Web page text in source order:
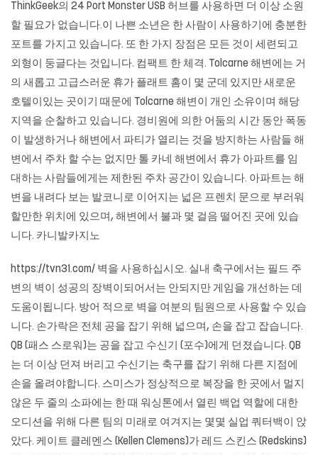
ThinkGeek의 24 Port Monster USB 허브를 사용하면 더 이상 소원
할 필요가 없습니다.이 나쁜 소년은 한 사람이 사용하기에 충분한
포트를 가지고 있습니다. 또 한 가지 장점은 모든 것이 세련되고
외형이 둥글다는 것입니다. 컴팩트 한 체격. Tolcarne 해변에는 거
의 새롭고 고급스러운 휴가 플래트 홈이 몇 군데 있지만 새로운
호텔이있는 곳이기 때문에 Tolcarne 해변이 개인 소유이며 해당
지역을 순찰하고 있습니다. 경비원에 의한 어둠의 시간 동안 폭동
이 발생하거나 해변에서 파티가 열리는 것을 방지하는 사람들 해
변에서 주차 할 수는 없지만 톨 카네 해변에서 휴가 아파트를 임
대하는 사람들에게는 제한된 주차 공간이 있습니다. 아파트는 해
변을 내려다 보는 발코니로 이어지는 넓은 프렌치 문으로 부러워
할만한 위치에 있으며, 해변에서 불과 몇 걸음 떨어진 곳에 있습
니다. 카니발카지노
https://tvn31.com/ 벽을 사용하십시오. 실내 축구에서는 필드 주
변의 벽이 성공의 장벽이되어서는 안되지만 게임을 개선하는 데
도움이됩니다. 방어 적으로 벽을 여분의 팀원으로 사용할 수 있습
니다. 손가락은 전체 공을 잡기 위해 넓으며, 손을 잡고 잡습니다.
QB (패스 스로워)는 공을 잡고 수신기 (포수)에게 던졌습니다. QB
는 더 이상 던져 버리고 수신기는 축구를 잡기 위해 다른 지점에
손을 올려야합니다. 스미스가 정상적으로 복장을 한 곳에서 멀지
않은 두 줄의 소파에는 한 때 워싱톤에서 열린 백업 역할에 대한
오디션을 위해 다른 팀의 미래로 여겨지는 몇몇 실업 쿼터백이 앉
았다. 케이트 클레멘스 (Kellen Clemens)가 레드 스킨스 (Redskins)